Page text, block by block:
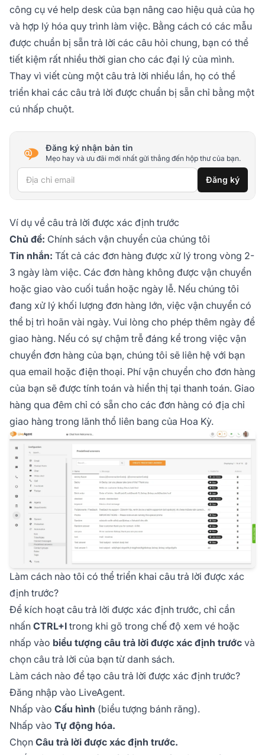
công cụ vé help desk của bạn nâng cao hiệu quả của họ
và hợp lý hóa quy trình làm việc. Bằng cách có các mẫu
được chuẩn bị sẵn trả lời các câu hỏi chung, bạn có thể
tiết kiệm rất nhiều thời gian cho các đại lý của mình.
Thay vì viết cùng một câu trả lời nhiều lần, họ có thể
triển khai các câu trả lời được chuẩn bị sẵn chỉ bằng một
cú nhấp chuột.
Đăng ký nhận bản tin
Mẹo hay và ưu đãi mới nhất gửi thẳng đến hộp thư của bạn.
Địa chỉ email Đăng ký
Ví dụ về câu trả lời được xác định trước
Chủ đề: Chính sách vận chuyển của chúng tôi
Tin nhắn: Tất cả các đơn hàng được xử lý trong vòng 2-
3 ngày làm việc. Các đơn hàng không được vận chuyển
hoặc giao vào cuối tuần hoặc ngày lễ. Nếu chúng tôi
đang xử lý khối lượng đơn hàng lớn, việc vận chuyển có
thể bị trì hoãn vài ngày. Vui lòng cho phép thêm ngày để
giao hàng. Nếu có sự chậm trễ đáng kể trong việc vận
chuyển đơn hàng của bạn, chúng tôi sẽ liên hệ với bạn
qua email hoặc điện thoại. Phí vận chuyển cho đơn hàng
của bạn sẽ được tính toán và hiển thị tại thanh toán. Giao
hàng qua đêm chỉ có sẵn cho các đơn hàng có địa chỉ
giao hàng trong lãnh thổ liên bang của Hoa Kỳ.
Làm cách nào tôi có thể triển khai câu trả lời được xác
định trước?
Để kích hoạt câu trả lời được xác định trước, chỉ cần
nhấn CTRL+I trong khi gõ trong chế độ xem vé hoặc
nhấp vào biểu tượng câu trả lời được xác định trước và
chọn câu trả lời của bạn từ danh sách.
Làm cách nào để tạo câu trả lời được xác định trước?
Đăng nhập vào LiveAgent.
Nhấp vào Cấu hình (biểu tượng bánh răng).
Nhấp vào Tự động hóa.
Chọn Câu trả lời được xác định trước.